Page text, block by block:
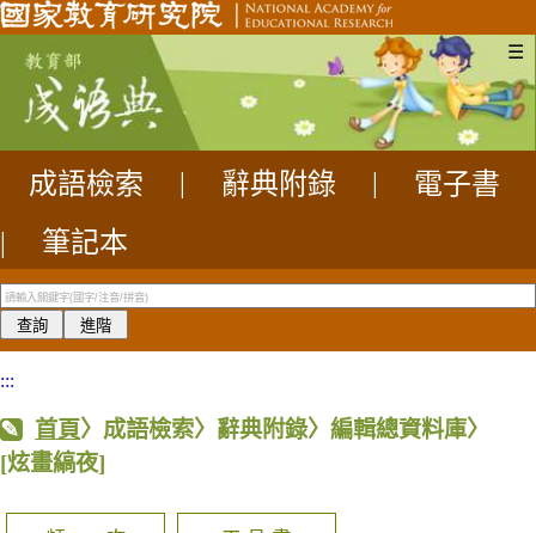
☰
成語檢索 辭典附錄
電子書
|
筆記本
:::
首頁〉成語檢索〉辭典附錄〉編輯總資料庫〉
[炫畫縞夜]